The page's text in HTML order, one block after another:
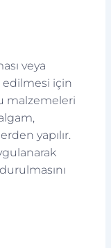
veya
edilmesi için
malzemeleri
yapılır.